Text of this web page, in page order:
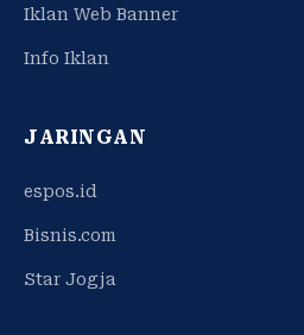
Iklan Web Banner
Info Iklan
JARINGAN
espos.id
Bisnis.com
Star Jogja